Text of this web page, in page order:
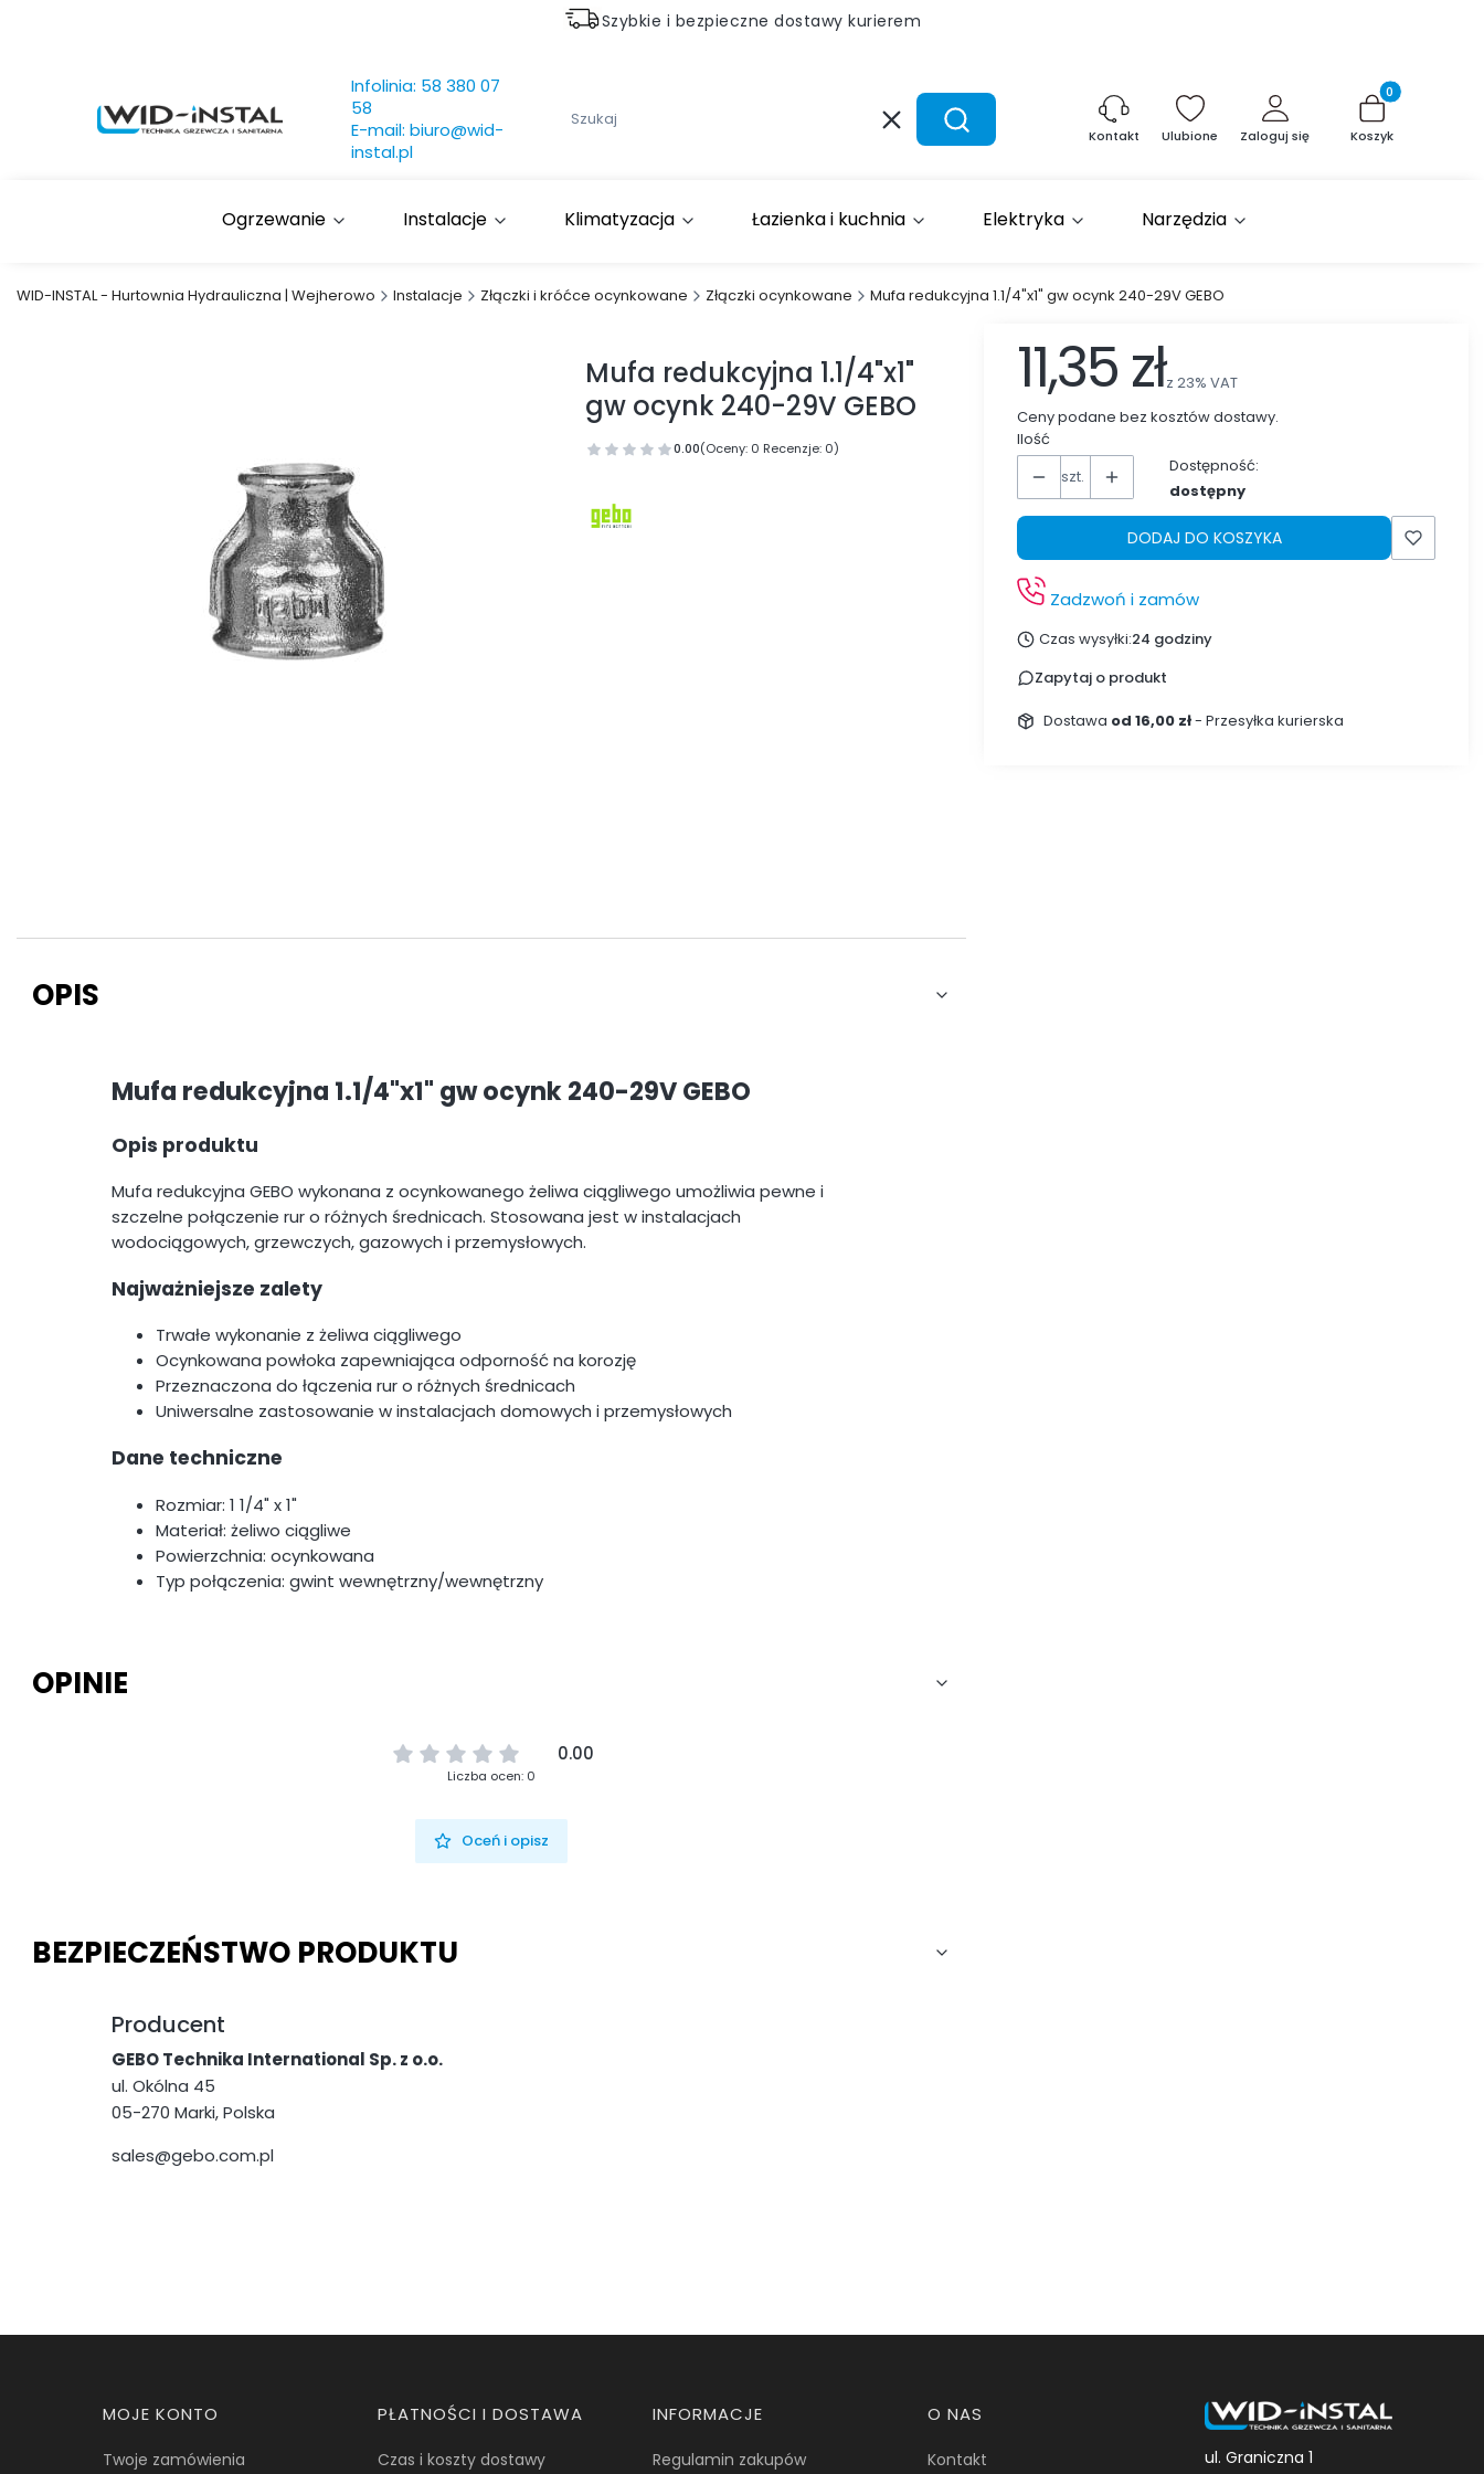
Szybkie i bezpieczne dostawy kurierem
Infolinia: 58 380 07
58
E-mail: biuro@wid-
instal.pl
WyczyśćSzukaj Kontakt Ulubione Zaloguj się
Produkty w
Koszyk
Ogrzewanie Instalacje Klimatyzacja Łazienka i kuchnia Elektryka Narzędzia
WID-INSTAL - Hurtownia Hydrauliczna | Wejherowo Instalacje Złączki i króćce ocynkowane Złączki ocynkowane Mufa redukcyjna 1.1/4"x1" gw ocynk 240-29V GEBO
Mufa redukcyjna 1.1/4"x1"
gw ocynk 240-29V GEBO
0.00(Oceny: 0 Recenzje: 0)
OPIS
Mufa redukcyjna 1.1/4"x1" gw ocynk 240-29V GEBO
Opis produktu
Mufa redukcyjna GEBO wykonana z ocynkowanego żeliwa ciągliwego umożliwia pewne i
szczelne połączenie rur o różnych średnicach. Stosowana jest w instalacjach
wodociągowych, grzewczych, gazowych i przemysłowych.
Najważniejsze zalety
Trwałe wykonanie z żeliwa ciągliwego
Ocynkowana powłoka zapewniająca odporność na korozję
Przeznaczona do łączenia rur o różnych średnicach
Uniwersalne zastosowanie w instalacjach domowych i przemysłowych
Dane techniczne
Rozmiar: 1 1/4" x 1"
Materiał: żeliwo ciągliwe
Powierzchnia: ocynkowana
Typ połączenia: gwint wewnętrzny/wewnętrzny
OPINIE
0.00
Liczba ocen: 0
Oceń i opisz
BEZPIECZEŃSTWO PRODUKTU
Producent
GEBO Technika International Sp. z o.o.
ul. Okólna 45
05-270 Marki, Polska
sales@gebo.com.pl
11,35 złz 23% VAT
Ceny podane bez kosztów dostawy.
Ilość
szt.
Dostępność:
dostępny
DODAJ DO KOSZYKA
Zadzwoń i zamów
Czas wysyłki:24 godziny
Zapytaj o produkt
Dostawa od 16,00 zł- Przesyłka kurierska
Linki w stopce
MOJE KONTO
Twoje zamówienia
PŁATNOŚCI I DOSTAWA
Czas i koszty dostawy
INFORMACJE
Regulamin zakupów
O NAS
Kontakt ul. Graniczna 1